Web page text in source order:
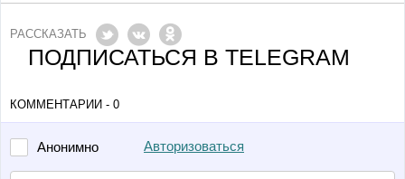
РАССКАЗАТЬ
ПОДПИСАТЬСЯ В TELEGRAM
КОММЕНТАРИИ - 0
Анонимно Авторизоваться